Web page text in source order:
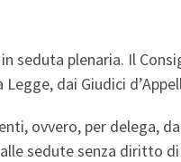
seduta plenaria. Il
dai Giudici
ovvero, per delega,
sedute senza diritto